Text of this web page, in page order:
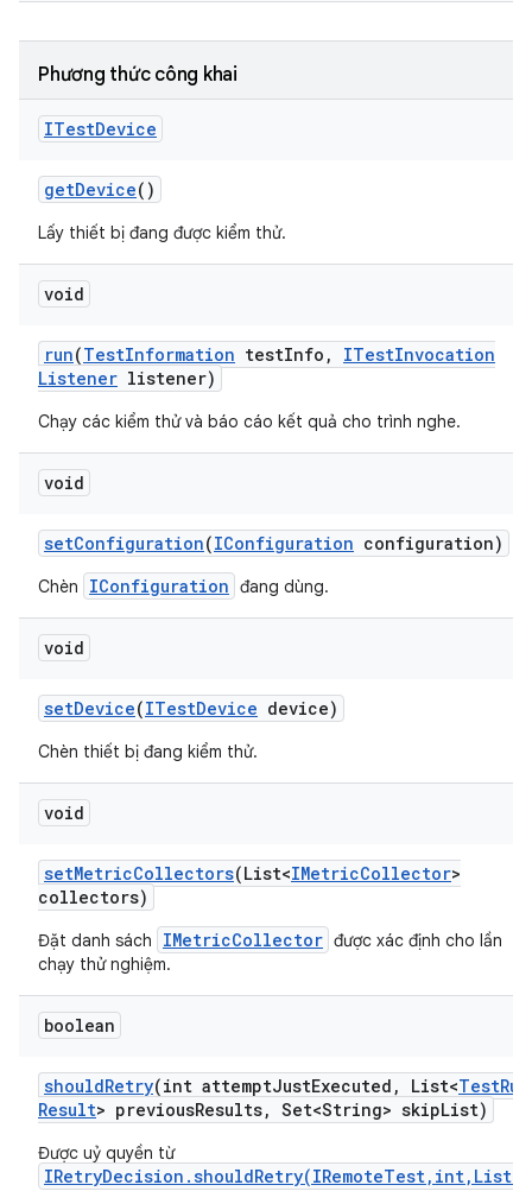
Phương thức công khai
ITestDevice
getDevice()
Lấy thiết bị đang được kiểm thử.
void
run(TestInformation testInfo , ITestInvocation
Listener listener)
Chạy các kiểm thử và báo cáo kết quả cho trình nghe.
void
setConfiguration(IConfiguration configuration)
Chèn IConfiguration đang dùng.
void
setDevice(ITestDevice device)
Chèn thiết bị đang kiểm thử.
void
setMetricCollectors(List<IMetricCollector>
collectors)
Đặt danh sách IMetricCollector được xác định cho lần
chạy thử nghiệm.
boolean
shouldRetry(int attemptJustExecuted , List<TestRun
Result> previousResults, Set<String> skipList)
Được uỷ quyền từ
IRetryDecision.shouldRetry(IRemoteTest,int,List)